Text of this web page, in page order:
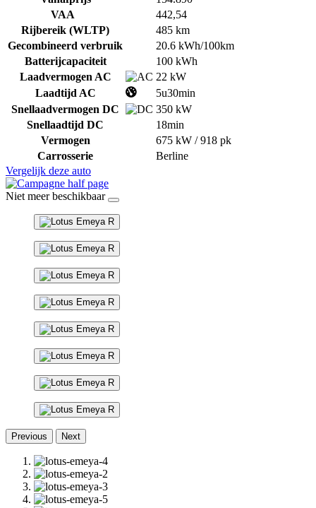
VAA
442,54
Rijbereik (WLTP)
485 km
Gecombineerd verbruik
20.6 kWh/100km
Batterijcapaciteit
100 kWh
Laadvermogen AC
22 kW
Laadtijd AC
5u30min
Snellaadvermogen DC
350 kW
Snellaadtijd DC
18min
Vermogen
675 kW / 918 pk
Carrosserie
Berline
Vergelijk deze auto
Niet meer beschikbaar
Previous Next